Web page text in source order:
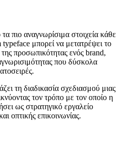
πιο αναγνωρίσιμα στοιχεία κάθε
μπορεί να μετατρέψει το
προσωπικότητας ενός brand,
που δύσκολα
τη διαδικασία σχεδιασμού μιας
τον τρόπο με τον οποίο η
ως στρατηγικό εργαλείο
οπτικής επικοινωνίας.